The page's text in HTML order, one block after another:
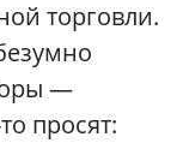
торговли.
—
просят: